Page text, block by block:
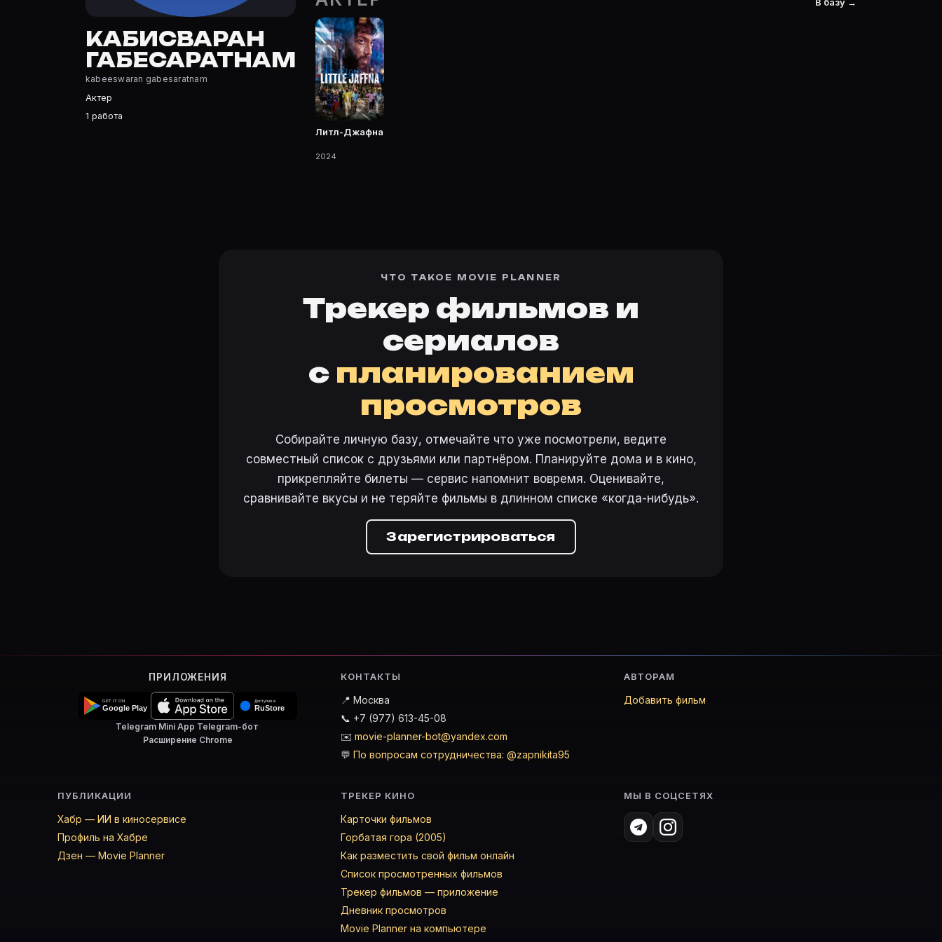
Кабисваран Габесаратнам — Актер. Биография и роли на карточке Movie Planner.
Где открыть фильмографию Кабисваран Габесаратнам?
На Movie Planner: https://movie-planner.ru/s/10400096 — фильмы, сериалы, роли и фото.
КАБИСВАРАН
ГАБЕСАРАТНАМ
kabeeswaran gabesaratnam
Актер
1 работа
Литл-Джафна
2024
ЧТО ТАКОЕ MOVIE PLANNER
Трекер фильмов и
сериалов
с планированием
просмотров
Собирайте личную базу, отмечайте что уже посмотрели, ведите
совместный список с друзьями или партнёром. Планируйте дома и в кино,
прикрепляйте билеты — сервис напомнит вовремя. Оценивайте,
сравнивайте вкусы и не теряйте фильмы в длинном списке «когда-нибудь».
Зарегистрироваться
ПРИЛОЖЕНИЯ
Telegram Mini App·Telegram-бот·
Расширение Chrome
КОНТАКТЫ
📍 Москва
📞 +7 (977) 613-45-08
✉️ movie-planner-bot@yandex.com
💬 По вопросам сотрудничества: @zapnikita95
АВТОРАМ
Добавить фильм
ПУБЛИКАЦИИ
Хабр — ИИ в киносервисе
Профиль на Хабре
Дзен — Movie Planner
ТРЕКЕР КИНО
Карточки фильмов
Горбатая гора (2005)
Как разместить свой фильм онлайн
Список просмотренных фильмов
Трекер фильмов — приложение
Дневник просмотров
Movie Planner на компьютере
МЫ В СОЦСЕТЯХ